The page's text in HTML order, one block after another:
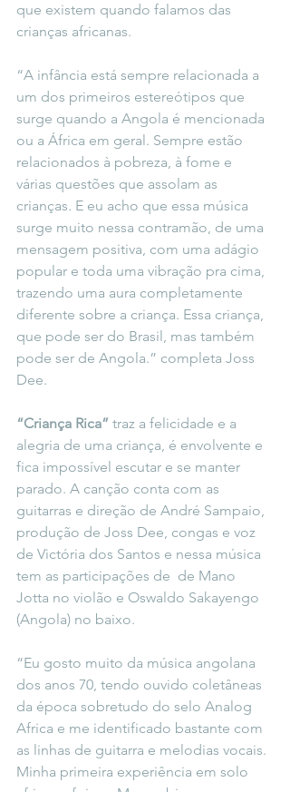
que existem quando falamos das
crianças africanas.
“A infância está sempre relacionada a
um dos primeiros estereótipos que
surge quando a Angola é mencionada
ou a África em geral. Sempre estão
relacionados à pobreza, à fome e
várias questões que assolam as
crianças. E eu acho que essa música
surge muito nessa contramão, de uma
mensagem positiva, com uma adágio
popular e toda uma vibração pra cima,
trazendo uma aura completamente
diferente sobre a criança. Essa criança,
que pode ser do Brasil, mas também
pode ser de Angola.” completa Joss
Dee.
“Criança Rica” traz a felicidade e a
alegria de uma criança, é envolvente e
fica impossível escutar e se manter
parado. A canção conta com as
guitarras e direção de André Sampaio,
produção de Joss Dee, congas e voz
de Victória dos Santos e nessa música
tem as participações de  de Mano
Jotta no violão e Oswaldo Sakayengo
(Angola) no baixo.
“Eu gosto muito da música angolana
dos anos 70, tendo ouvido coletâneas
da época sobretudo do selo Analog
Africa e me identificado bastante com
as linhas de guitarra e melodias vocais.
Minha primeira experiência em solo